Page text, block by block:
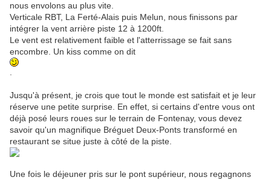
nous envolons au plus vite.
Verticale RBT, La Ferté-Alais puis Melun, nous finissons par
intégrer la vent arrière piste 12 à 1200ft.
Le vent est relativement faible et l'atterrissage se fait sans
encombre. Un kiss comme on dit
Jusqu'à présent, je crois que tout le monde est satisfait et je leur
réserve une petite surprise. En effet, si certains d'entre vous ont
déjà posé leurs roues sur le terrain de Fontenay, vous devez
savoir qu'un magnifique Bréguet Deux-Ponts transformé en
restaurant se situe juste à côté de la piste.
Une fois le déjeuner pris sur le pont supérieur, nous regagnons